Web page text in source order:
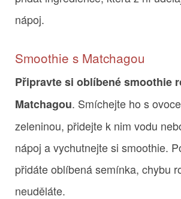
nápoj.
Smoothie s Matchagou
Připravte si oblíbené smoothie
Matchagou. Smíchejte ho s
zeleninou, přidejte k nim vodu
nápoj a vychutnejte si smoothie.
přidáte oblíbená semínka, chybu
neuděláte.